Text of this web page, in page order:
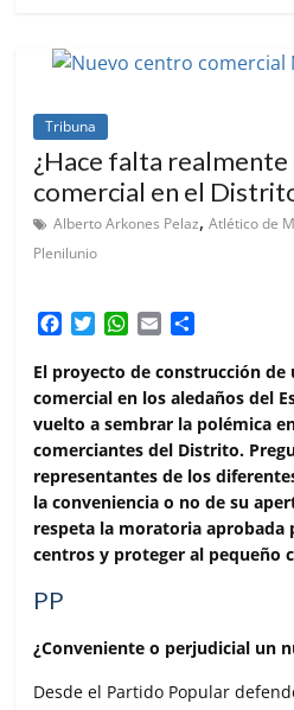
Tribuna
¿Hace falta
comercial en el
Alberto Arkones Pelaz,Atlético de
Plenilunio
F
c
e
b
o
o
k
T
i
t
t
e
r
W
a
t
s
A
p
p
E
a
i
l
m
p
a
r
t
i
r
El proyecto de construcción de
comercial en los aledaños del
vuelto a sembrar la polémica
comerciantes del Distrito.
representantes de los
la conveniencia o no de su
respeta la moratoria aprobada
centros y proteger al pequeño
PP
¿Conveniente o perjudicial un
Desde el Partido Popular